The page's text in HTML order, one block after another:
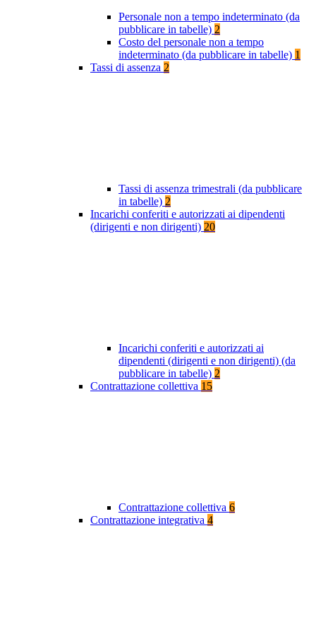
Personale non a tempo indeterminato (da
pubblicare in tabelle) 2
Costo del personale non a tempo
indeterminato (da pubblicare in tabelle) 1
Tassi di assenza 2
Tassi di assenza trimestrali (da pubblicare
in tabelle) 2
Incarichi conferiti e autorizzati ai dipendenti
(dirigenti e non dirigenti) 20
Incarichi conferiti e autorizzati ai
dipendenti (dirigenti e non dirigenti) (da
pubblicare in tabelle) 2
Contrattazione collettiva 15
Contrattazione collettiva 6
Contrattazione integrativa 4